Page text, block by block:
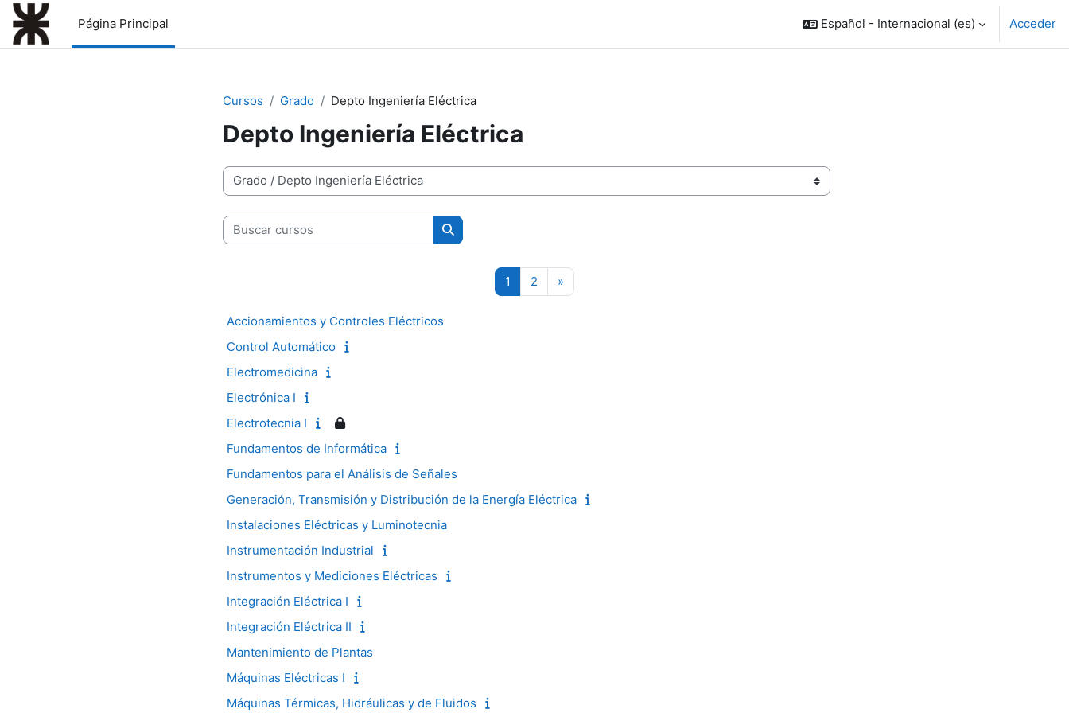
Salta al contenido principal
Página Principal
Español - Internacional ‎(es)‎ Acceder
Cursos Grado Depto Ingeniería Eléctrica
Depto Ingeniería Eléctrica
Categorías
Buscar cursos
Buscar cursos
1 Página 1
2 Página 2
»
Accionamientos y Controles Eléctricos
Control Automático
Electromedicina
Electrónica I
Electrotecnia I
Fundamentos de Informática
Fundamentos para el Análisis de Señales
Generación, Transmisión y Distribución de la Energía Eléctrica
Instalaciones Eléctricas y Luminotecnia
Instrumentación Industrial
Instrumentos y Mediciones Eléctricas
Integración Eléctrica I
Integración Eléctrica II
Mantenimiento de Plantas
Máquinas Eléctricas I
Máquinas Térmicas, Hidráulicas y de Fluidos